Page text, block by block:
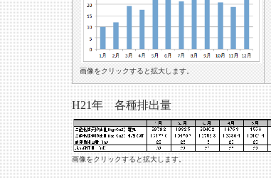
画像をクリックすると拡大します。
H21年 各種排出量
画像をクリックすると拡大します。